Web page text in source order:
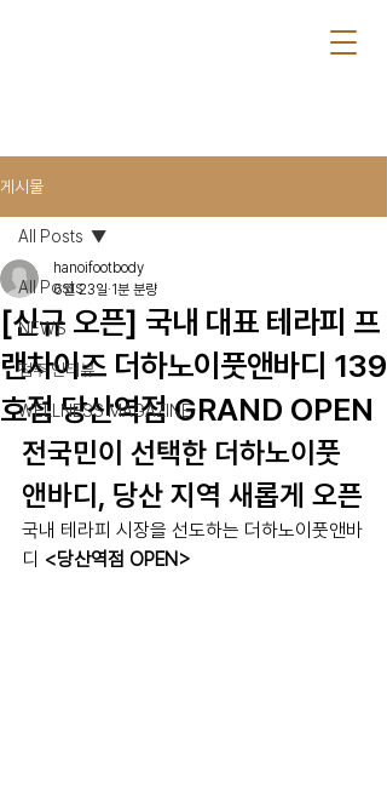
게시물
All Posts
NEWS
점주 인터뷰
WELLNESS MAGAZINE
All Posts
[신규 오픈] 국내 대표 테라피 프
랜차이즈 더하노이풋앤바디 139
호점 당산역점 GRAND OPEN
hanoifootbody
6월 23일 1분 분량
전국민이 선택한 더하노이풋
앤바디, 당산 지역 새롭게 오픈
국내 테라피 시장을 선도하는 더하노이풋앤바
디 <당산역점 OPEN>